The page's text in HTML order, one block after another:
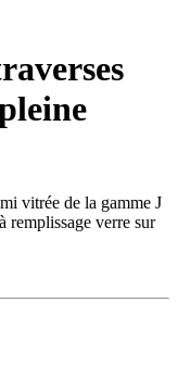
vitrée de la gamme J
verre sur